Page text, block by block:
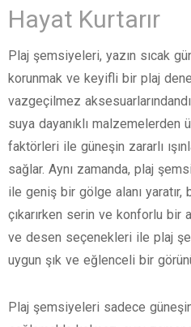
Hayat Kurtarır
Plaj şemsiyeleri, yazın sıcak
korunmak ve keyifli bir plaj
vazgeçilmez
suya dayanıklı malzemelerden
faktörleri ile güneşin zararlı
sağlar. Aynı zamanda, plaj
ile geniş bir gölge alanı yaratır,
çıkarırken serin ve konforlu bir
ve desen seçenekleri ile plaj
uygun şık ve eğlenceli bir
Plaj şemsiyeleri sadece